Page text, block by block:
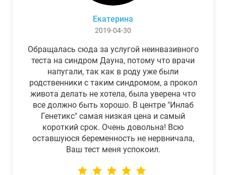
Екатерина
2019-04-30
Обращалась сюда за услугой неинвазивного
теста на синдром Дауна, потому что врачи
напугали, так как в роду уже были
родственники с таким синдромом, а прокол
живота делать не хотела, была уверена что
все должно быть хорошо. В центре "Инлаб
Генетикс" самая низкая цена и самый
короткий срок. Очень довольна! Всю
оставшуюся беременность не нервничала,
Ваш тест меня успокоил.